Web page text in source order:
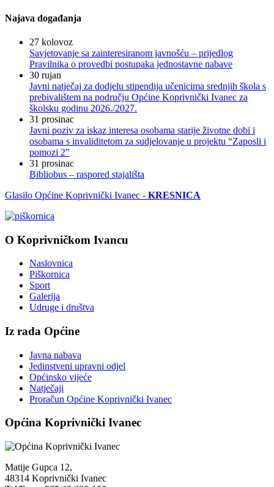
Najava događanja
27 kolovoz
Savjetovanje sa zainteresiranom javnošću – prijedlog
Pravilnika o provedbi postupaka jednostavne nabave
30 rujan
Javni natječaj za dodjelu stipendija učenicima srednjih škola s
prebivalištem na području Općine Koprivnički Ivanec za
školsku godinu 2026./2027.
31 prosinac
Javni poziv za iskaz interesa osobama starije životne dobi i
osobama s invaliditetom za sudjelovanje u projektu “Zaposli i
pomozi 2”
31 prosinac
Bibliobus – raspored stajališta
Glasilo Općine Koprivnički Ivanec - KRESNICA
O Koprivničkom Ivancu
Naslovnica
Piškornica
Sport
Galerija
Udruge i društva
Iz rada Općine
Javna nabava
Jedinstveni upravni odjel
Općinsko vijeće
Natječaji
Proračun Općine Koprivnički Ivanec
Općina Koprivnički Ivanec
Matije Gupca 12,
48314 Koprivnički Ivanec